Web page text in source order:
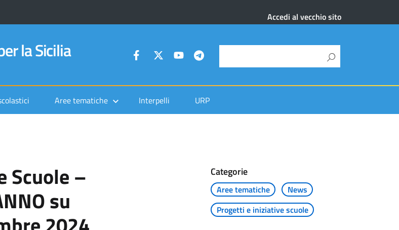
Accedi al vecchio sito
la Sicilia
Aree tematiche Interpelli URP
Scuole –
su
Categorie
Aree tematiche
News
Progetti e iniziative scuole